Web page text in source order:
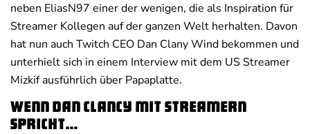
neben EliasN97 einer der wenigen, die als Inspiration für
Streamer Kollegen auf der ganzen Welt herhalten. Davon
hat nun auch Twitch CEO Dan Clany Wind bekommen und
unterhielt sich in einem Interview mit dem US Streamer
Mizkif ausführlich über Papaplatte.
Wenn Dan Clancy mit Streamern
spricht…